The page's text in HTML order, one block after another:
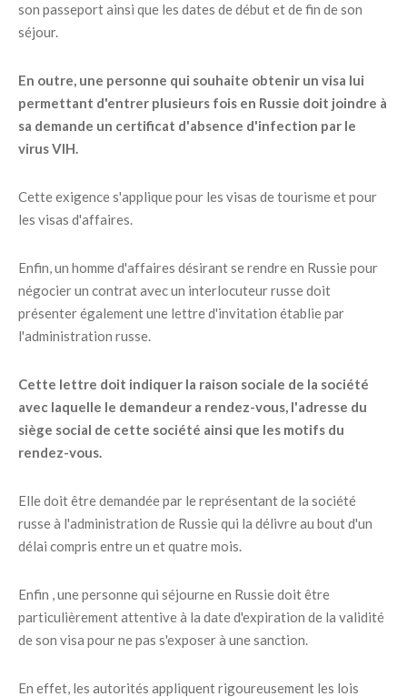
son passeport ainsi que les dates de début et de fin de son
séjour.
En outre, une personne qui souhaite obtenir un visa lui
permettant d'entrer plusieurs fois en Russie doit joindre à
sa demande un certificat d'absence d'infection par le
virus VIH.
Cette exigence s'applique pour les visas de tourisme et pour
les visas d'affaires.
Enfin, un homme d'affaires désirant se rendre en Russie pour
négocier un contrat avec un interlocuteur russe doit
présenter également une lettre d'invitation établie par
l'administration russe.
Cette lettre doit indiquer la raison sociale de la société
avec laquelle le demandeur a rendez-vous, l'adresse du
siège social de cette société ainsi que les motifs du
rendez-vous.
Elle doit être demandée par le représentant de la société
russe à l'administration de Russie qui la délivre au bout d'un
délai compris entre un et quatre mois.
Enfin , une personne qui séjourne en Russie doit être
particulièrement attentive à la date d'expiration de la validité
de son visa pour ne pas s'exposer à une sanction.
En effet, les autorités appliquent rigoureusement les lois